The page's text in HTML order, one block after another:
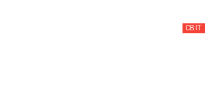
СВІТ